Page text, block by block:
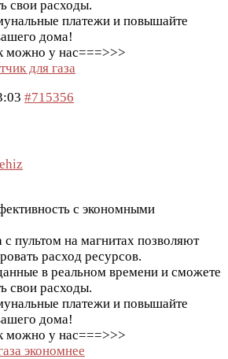
свои расходы.
платежи и повышайте
дома!
можно у нас===>>>
для газа
#715356
с экономными
с пультом на магнитах позволяют
расход ресурсов.
в реальном времени и сможете
свои расходы.
платежи и повышайте
дома!
можно у нас===>>>
экономнее